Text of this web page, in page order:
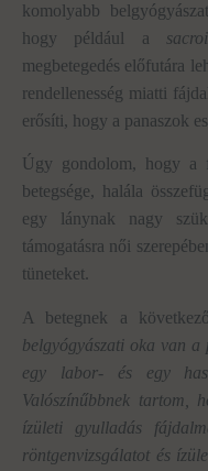
komolyabb
hogy például a
megbetegedés előfutára
rendellenesség miatti
erősíti, hogy a panaszok
Úgy gondolom, hogy a
betegsége, halála
egy lánynak nagy
támogatásra női
tüneteket.
A betegnek a
belgyógyászati oka van a
egy labor- és egy hasi
Valószínűbbnek tartom,
ízületi gyulladás
röntgenvizsgálatot és